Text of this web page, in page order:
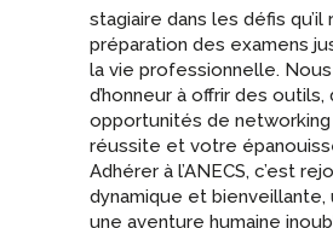
stagiaire dans les défis qu’il
préparation des examens
la vie professionnelle.
d’honneur à offrir des
opportunités de
réussite et votre
Adhérer à l’ANECS, c’est
dynamique et
une aventure humaine